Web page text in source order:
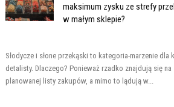
maksimum zysku ze strefy
w małym sklepie?
Słodycze i słone przekąski to kategoria-marzenie dla
detalisty. Dlaczego? Ponieważ rzadko znajdują się na
planowanej listy zakupów, a mimo to lądują w...